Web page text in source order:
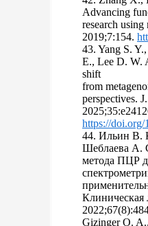
Advancing
research
2019;7:154.
43. Yang S.
E., Lee D. W.
shift
from
perspectives.
https://
44. Ильин В.
Шеблаева А.
метода ПЦР
Клиническая
Gizinger O.